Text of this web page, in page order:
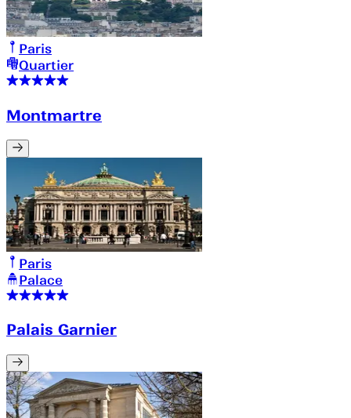
Paris
Quartier
Montmartre
Paris
Palace
Palais Garnier